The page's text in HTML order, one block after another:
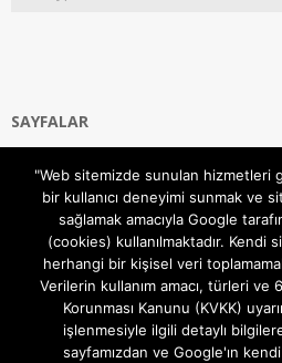
SAYFALAR
Gizlilik ve Çerezler (Cookies) Politikası
Hakkımızda
İletişim Kanalları
MODEM KURULUM
TEKNİK DESTEK
TELEVİZYON SİSTEMLERİ
"Web sitemizde sunulan hizmetleri
bir kullanıcı deneyimi sunmak ve
sağlamak amacıyla Google
(cookies) kullanılmaktadır. Kendi
herhangi bir kişisel veri
Verilerin kullanım amacı, türleri ve
Korunması Kanunu (KVKK)
işlenmesiyle ilgili detaylı
sayfamızdan ve Google'ın